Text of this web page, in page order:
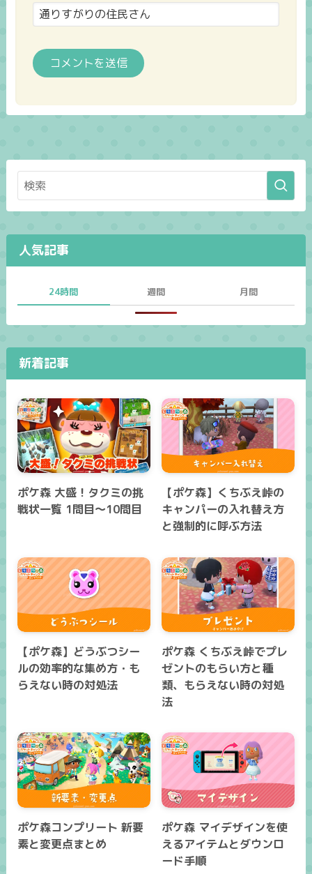
人気記事
24時間 週間 月間
新着記事
ポケ森 大盛！タクミの挑
戦状一覧 1問目～10問目
【ポケ森】くちぶえ峠の
キャンパーの入れ替え方
と強制的に呼ぶ方法
【ポケ森】どうぶつシー
ルの効率的な集め方・も
らえない時の対処法
ポケ森 くちぶえ峠でプレ
ゼントのもらい方と種
類、もらえない時の対処
法
ポケ森コンプリート 新要
素と変更点まとめ
ポケ森 マイデザインを使
えるアイテムとダウンロ
ード手順